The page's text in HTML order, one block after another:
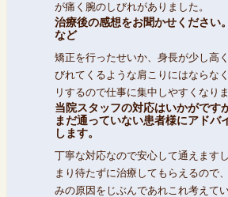
が痛く腕のしびれがありました。
治療後の感想をお聞かせください
など
矯正を行ったせいか、身長が少し高
びれてくるような肩こりにはならな
リするので仕事に集中しやすくなりま
当院スタッフの対応はいかがです
まだ通っていない患者様にアドバ
します。
丁寧な対応なので安心して通えます
まり待たずに治療してもらえるので
みの原因をじぶんであれこれ考えて